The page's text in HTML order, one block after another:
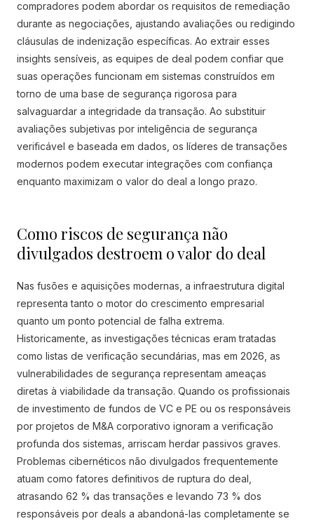
compradores podem abordar os requisitos de remediação
durante as negociações, ajustando avaliações ou redigindo
cláusulas de indenização específicas. Ao extrair esses
insights sensíveis, as equipes de deal podem confiar que
suas operações funcionam em sistemas construídos em
torno de uma base de segurança rigorosa para
salvaguardar a integridade da transação. Ao substituir
avaliações subjetivas por inteligência de segurança
verificável e baseada em dados, os líderes de transações
modernos podem executar integrações com confiança
enquanto maximizam o valor do deal a longo prazo.
Como riscos de segurança não
divulgados destroem o valor do deal
Nas fusões e aquisições modernas, a infraestrutura digital
representa tanto o motor do crescimento empresarial
quanto um ponto potencial de falha extrema.
Historicamente, as investigações técnicas eram tratadas
como listas de verificação secundárias, mas em 2026, as
vulnerabilidades de segurança representam ameaças
diretas à viabilidade da transação. Quando os profissionais
de investimento de fundos de VC e PE ou os responsáveis
por projetos de M&A corporativo ignoram a verificação
profunda dos sistemas, arriscam herdar passivos graves.
Problemas cibernéticos não divulgados frequentemente
atuam como fatores definitivos de ruptura do deal,
atrasando 62 % das transações e levando 73 % dos
responsáveis por deals a abandoná-las completamente se